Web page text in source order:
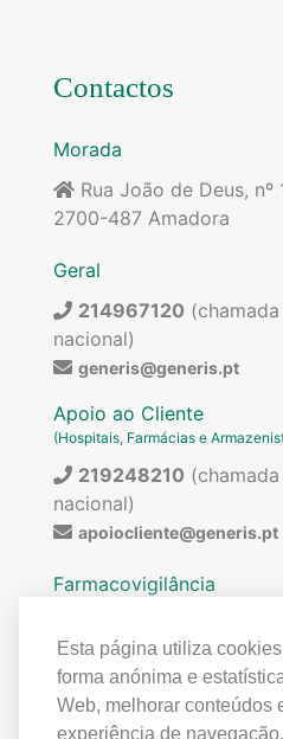
Esta página utiliza
forma anónima e
Web, melhorar conteúdos
experiência de navegação.
Contactos
Morada
Rua João de Deus,
2700-487 Amadora
Geral
214967120
nacional)
generis@generis.pt
Apoio ao Cliente
(Hospitais, Farmácias e
219248210
nacional)
apoiocliente@generis.pt
Farmacovigilância
medicamentos ou para
com farmacovigilância (ex:
contactar:
219849300